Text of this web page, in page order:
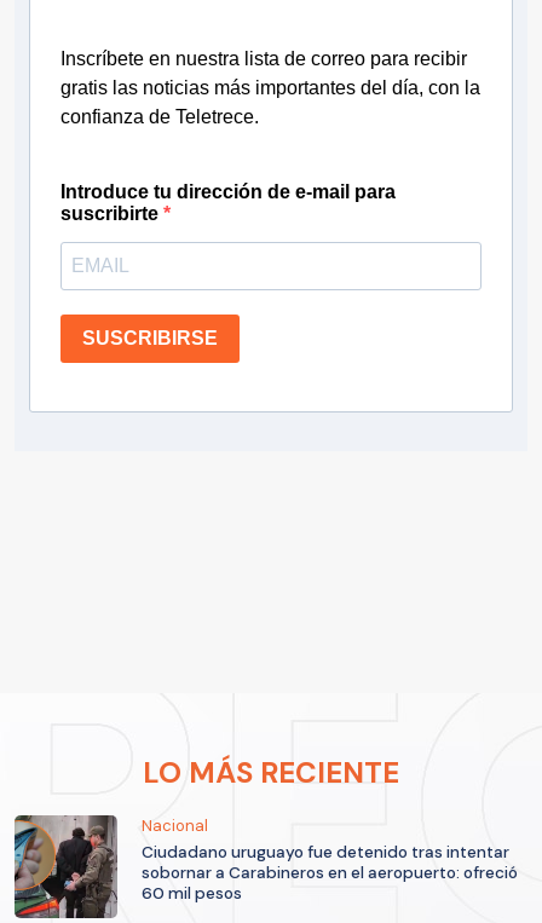
Inscríbete en nuestra lista de correo para recibir
gratis las noticias más importantes del día, con la
confianza de Teletrece.
Introduce tu dirección de e-mail para
suscribirte
SUSCRIBIRSE
LO MÁS RECIENTE
Nacional
Ciudadano uruguayo fue detenido tras intentar
sobornar a Carabineros en el aeropuerto: ofreció
60 mil pesos